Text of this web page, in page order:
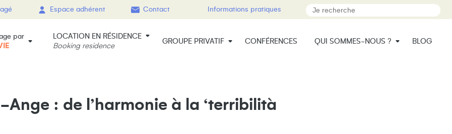
Espace adhérent Contact Informations pratiques
par
LOCATION EN RÉSIDENCE
Booking residence
GROUPE PRIVATIF CONFÉRENCES QUI SOMMES-NOUS ? BLOG
Ange : de l’harmonie à la ‘terribilità